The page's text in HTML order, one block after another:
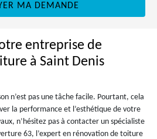
entreprise de
à Saint Denis
n’est pas une tâche facile. Pourtant, cela
la performance et l’esthétique de votre
n’hésitez pas à contacter un spécialiste
63, l’expert en rénovation de toiture